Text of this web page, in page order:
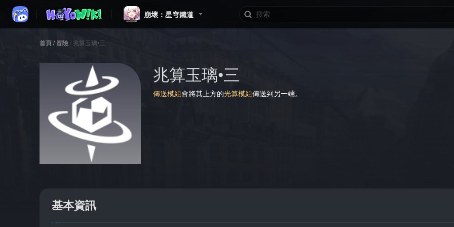
崩壞：星穹鐵道
首頁/ 冒險/ 兆算玉璃•三
兆算玉璃•三
傳送模組會將其上方的光算模組傳送到另一端。
基本資訊